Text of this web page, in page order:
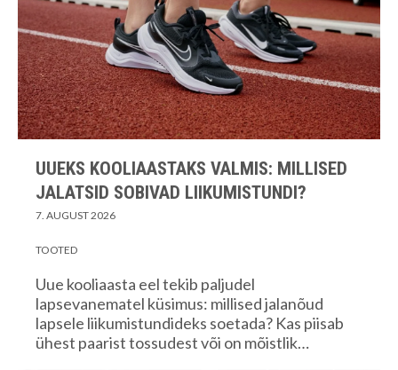
UUEKS KOOLIAASTAKS VALMIS: MILLISED
JALATSID SOBIVAD LIIKUMISTUNDI?
7. AUGUST 2026
TOOTED
Uue kooliaasta eel tekib paljudel
lapsevanematel küsimus: millised jalanõud
lapsele liikumistundideks soetada? Kas piisab
ühest paarist tossudest või on mõistlik…